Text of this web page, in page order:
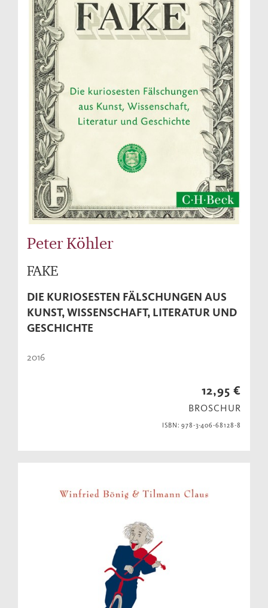
Peter Köhler
FAKE
DIE KURIOSESTEN FÄLSCHUNGEN AUS
KUNST, WISSENSCHAFT, LITERATUR UND
GESCHICHTE
2016
12,95 €
BROSCHUR
ISBN: 978-3-406-68128-8